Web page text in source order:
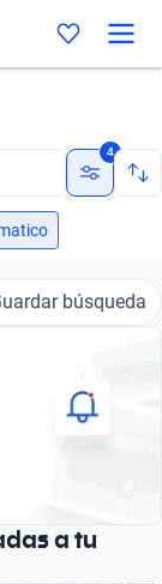
4
búsqueda
a tu